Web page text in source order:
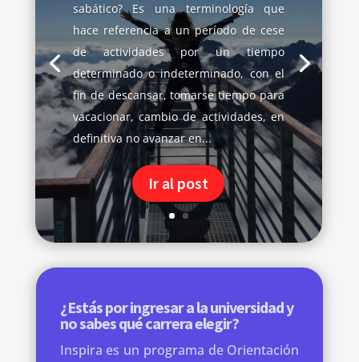
sabático? Es una terminología que
hace referencia a un período de cese
de actividades por un tiempo
determinado o indeterminado, con el
fin de descansar, tomarse tiempo para
vacacionar, cambio de actividades, en
definitiva no avanzar en...
Ir al post
¿Estás por ingresar a la universidad y
no sabes qué carrera elegir?
Inspira es un programa de Orientación